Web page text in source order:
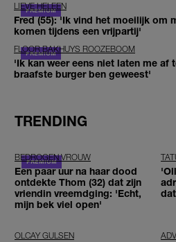
LIEVE HELEEN
Fred (55): 'Ik vind het moeilijk om
komen tijdens een vrijpartij'
FLOOR BAKHUYS ROOZEBOOM
'Ik kan weer eens niet laten me af
braafste burger ben geweest'
TRENDING
BEDROGEN VROUW
Een paar uur na haar dood
ontdekte Thom (32) dat zijn
vriendin vreemdging: 'Echt,
mijn bek viel open'
OLCAY GULSEN